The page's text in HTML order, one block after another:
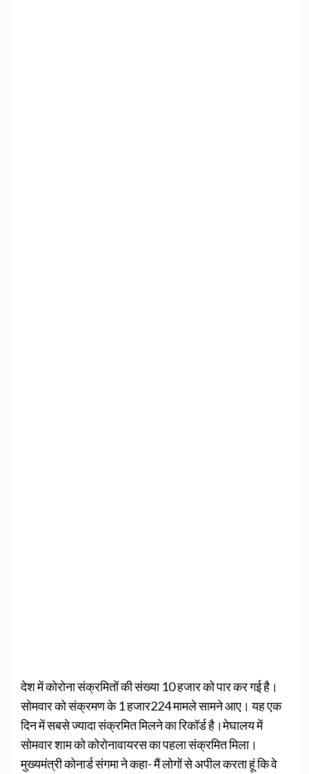
देश में कोरोना संक्रमितों की संख्या 10 हजार को पार कर गई है।
सोमवार को संक्रमण के 1 हजार224 मामले सामने आए। यह एक
दिन में सबसे ज्यादा संक्रमित मिलने का रिकॉर्ड है।मेघालय में
सोमवार शाम को कोरोनावायरस का पहला संक्रमित मिला।
मुख्यमंत्री कोनार्ड संगमा ने कहा- मैं लोगों से अपील करता हूं कि वे